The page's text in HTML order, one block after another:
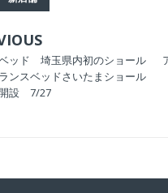
バンネット御堂筋
ビル1階に
ッド 埼玉県内初のショール
ンスベッドさいたまショール
設 7/27